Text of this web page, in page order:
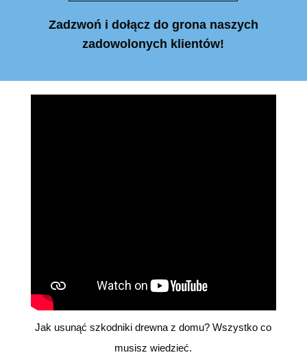
Zadzwoń i dołącz do grona naszych
zadowolonych klientów!
Jak usunąć szkodniki drewna z domu? Wszystko co
musisz wiedzieć.